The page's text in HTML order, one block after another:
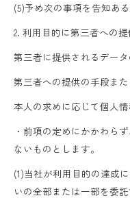
(5)予め次の事項を告知あ
2. 利用目的に第三者への
第三者に提供されるデータ
第三者への提供の手段ま
本人の求めに応じて個人
・前項の定めにかかわら
ないものとします。
(1)当社が利用目的の達成
いの全部または一部を委